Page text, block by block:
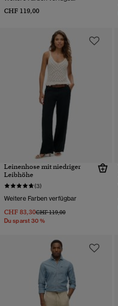
CHF 119,00
Leinenhose mit niedriger
Leibhöhe
(3)
Weitere Farben verfügbar
CHF 83,30Preis wurde reduziert von
CHF 119,00bis
Du sparst 30 %